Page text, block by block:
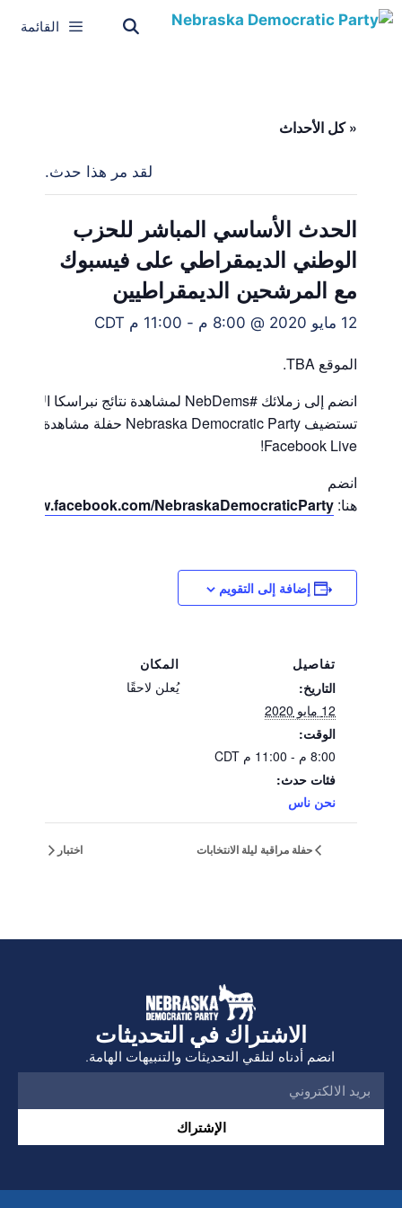
القائمة
« كل الأحداث
لقد مر هذا حدث.
الحدث الأساسي المباشر للحزب
الوطني الديمقراطي على فيسبوك
مع المرشحين الديمقراطيين
12 مايو 2020 @ 8:00 م - 11:00 م CDT
الموقع TBA.
انضم إلى زملائك #NebDems لمشاهدة نتائج نبراسكا الابتدائية.
تستضيف Nebraska Democratic Party حفلة مشاهدة على
Facebook Live!
انضم
هنا: www.facebook.com/NebraskaDemocraticParty/
إضافة إلى التقويم
تفاصيل
التاريخ:
12 مايو 2020
الوقت:
8:00 م - 11:00 م
CDT
فئات حدث:
نحن ناس
المكان
يُعلن لاحقًا
حفلة مراقبة ليلة الانتخابات اختبار
الاشتراك في التحديثات
انضم أدناه لتلقي التحديثات والتنبيهات الهامة.
الإشتراك